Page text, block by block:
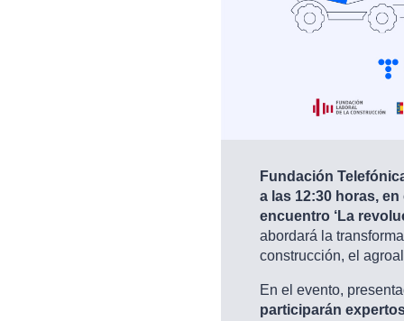
Fundación
a las 12:30 horas,
encuentro ‘La
abordará la
construcción, el
En el evento,
participarán